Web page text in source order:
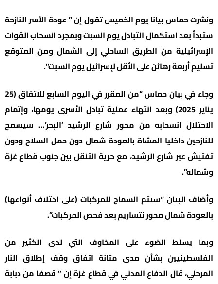
ونشرت حماس بيانا يوم الخميس تقول إن ” عودة الأسر النازحة
ستبدأ بعد استكمال التبادل يوم السبت وبمجرد انسحاب القوات
الإسرائيلية من الطريق الساحلي إلى الشمال ومن المتوقع
تسليم أربعة رهائن على الأقل لإسرائيل يوم السبت”.
وجاء في بيان حماس “من المقرر في اليوم السابع للاتفاق (25
يناير 2025) وبعد انتهاء عملية تبادل الأسرى يومها، وإتمام
الاحتلال انسحابه من محور شارع الرشيد ’البحر’… سيسمح
للنازحين داخليا المشاة بالعودة شمال دون حمل السلاح ودون
تفتيش عبر شارع الرشيد، مع حرية التنقل بين جنوب قطاع غزة
وشماله”.
وأضاف البيان “سيتم السماح للمركبات (على اختلاف أنواعها)
بالعودة شمال محور نتساريم بعد فحص المركبات”.
وبما يسلط الضوء على المخاوف التي لدى الكثير من
الفلسطينيين بشأن مدى متانة اتفاق وقف إطلاق النار
المرحلي، قال الدفاع المدني في قطاع غزة إن ” قصفا من دبابة